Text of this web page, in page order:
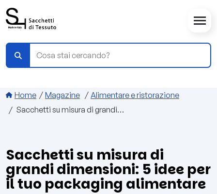
Briciole di pane
Home Magazine
Alimentare e ristorazione
Sacchetti su misura di grandi dimensioni: 5 idee per il tuo packaging alimentare
Sacchetti su misura di
grandi dimensioni: 5 idee per
il tuo packaging alimentare